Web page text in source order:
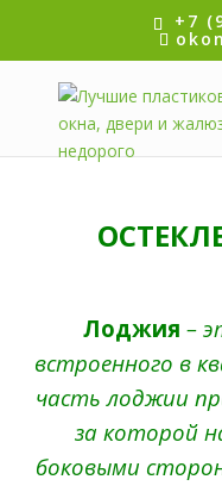
+7
Лоджия –
встроенного в
часть лоджии
за которой
боковыми